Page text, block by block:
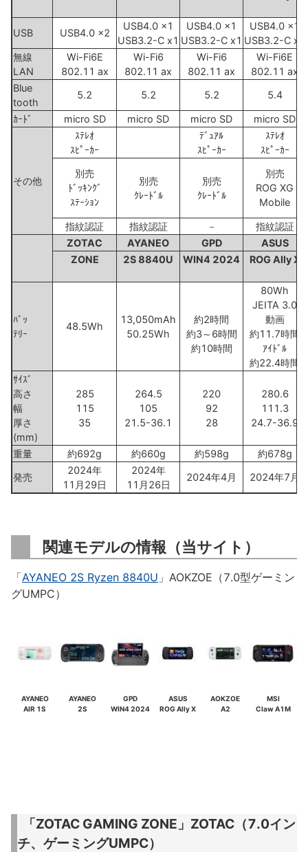
USB USB4.0 x2
USB4.0 x1
USB3.2-C x1
USB4.0 x1
USB3.2-C x1
USB4.0 x1
USB3.2-C x1
無線
LAN
Wi-Fi6E
802.11 ax
Wi-Fi6
802.11 ax
Wi-Fi6
802.11 ax
Wi-Fi6E
802.11 ax
Blue
tooth
5.2 5.2 5.2 5.4
ｶｰﾄﾞ micro SD micro SD micro SD micro SD
その他
ｽﾃﾚｵ
ｽﾋﾟｰｶｰ
ﾃﾞｭｱﾙ
ｽﾋﾟｰｶｰ
ｽﾃﾚｵ
ｽﾋﾟｰｶｰ
別売
ﾄﾞｯｷﾝｸﾞ
ｽﾃｰｼｮﾝ
別売
ｸﾚｰﾄﾞﾙ
別売
ｸﾚｰﾄﾞﾙ
別売
ROG XG
Mobile
指紋認証 指紋認証 －
指紋認証
ZOTAC
AYANEO GPD
ASUS
ZONE
2S 8840U WIN4 2024 ROG Ally X
ﾊﾞｯ
ﾃﾘｰ
48.5Wh
13,050mAh
50.25Wh
約2時間
約3～6時間
約10時間
80Wh
JEITA 3.0
動画
約11.7時間
ｱｲﾄﾞﾙ
約22.4時間
ｻｲｽﾞ
高さ
幅
厚さ
(mm)
285
115
35
264.5
105
21.5-36.1
220
92
28
280.6
111.3
24.7-36.9
重量 約692g 約660g 約598g
約678g
発売
2024年
11月29日
2024年
11月26日
2024年4月 2024年7月
関連モデルの情報（当サイト）
「AYANEO 2S Ryzen 8840U 」AOKZOE（7.0型ゲーミン
グUMPC）
AYANEO
AIR 1S
AYANEO
2S
GPD
WIN4 2024
ASUS
ROG Ally X
AOKZOE
A2
MSI
Claw A1M
「ZOTAC GAMING ZONE」ZOTAC（7.0イン
チ、ゲーミングUMPC）